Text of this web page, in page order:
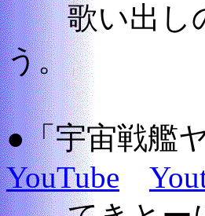
歌い出しの
う。
●「宇宙戦艦
YouTube